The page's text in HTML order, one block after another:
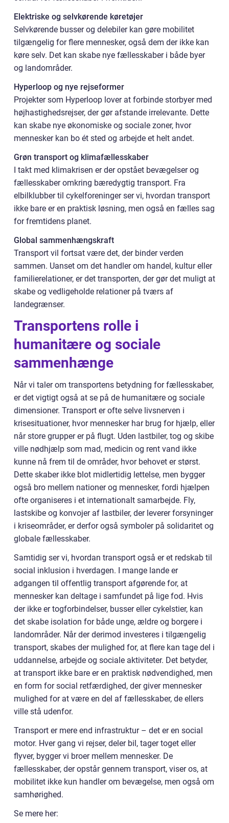
Elektriske og selvkørende køretøjer
Selvkørende busser og delebiler kan gøre mobilitet
tilgængelig for flere mennesker, også dem der ikke kan
køre selv. Det kan skabe nye fællesskaber i både byer
og landområder.
Hyperloop og nye rejseformer
Projekter som Hyperloop lover at forbinde storbyer med
højhastighedsrejser, der gør afstande irrelevante. Dette
kan skabe nye økonomiske og sociale zoner, hvor
mennesker kan bo ét sted og arbejde et helt andet.
Grøn transport og klimafællesskaber
I takt med klimakrisen er der opstået bevægelser og
fællesskaber omkring bæredygtig transport. Fra
elbilklubber til cykelforeninger ser vi, hvordan transport
ikke bare er en praktisk løsning, men også en fælles sag
for fremtidens planet.
Global sammenhængskraft
Transport vil fortsat være det, der binder verden
sammen. Uanset om det handler om handel, kultur eller
familierelationer, er det transporten, der gør det muligt at
skabe og vedligeholde relationer på tværs af
landegrænser.
Transportens rolle i
humanitære og sociale
sammenhænge
Når vi taler om transportens betydning for fællesskaber,
er det vigtigt også at se på de humanitære og sociale
dimensioner. Transport er ofte selve livsnerven i
krisesituationer, hvor mennesker har brug for hjælp, eller
når store grupper er på flugt. Uden lastbiler, tog og skibe
ville nødhjælp som mad, medicin og rent vand ikke
kunne nå frem til de områder, hvor behovet er størst.
Dette skaber ikke blot midlertidig lettelse, men bygger
også bro mellem nationer og mennesker, fordi hjælpen
ofte organiseres i et internationalt samarbejde. Fly,
lastskibe og konvojer af lastbiler, der leverer forsyninger
i kriseområder, er derfor også symboler på solidaritet og
globale fællesskaber.
Samtidig ser vi, hvordan transport også er et redskab til
social inklusion i hverdagen. I mange lande er
adgangen til offentlig transport afgørende for, at
mennesker kan deltage i samfundet på lige fod. Hvis
der ikke er togforbindelser, busser eller cykelstier, kan
det skabe isolation for både unge, ældre og borgere i
landområder. Når der derimod investeres i tilgængelig
transport, skabes der mulighed for, at flere kan tage del i
uddannelse, arbejde og sociale aktiviteter. Det betyder,
at transport ikke bare er en praktisk nødvendighed, men
en form for social retfærdighed, der giver mennesker
mulighed for at være en del af fællesskaber, de ellers
ville stå udenfor.
Transport er mere end infrastruktur – det er en social
motor. Hver gang vi rejser, deler bil, tager toget eller
flyver, bygger vi broer mellem mennesker. De
fællesskaber, der opstår gennem transport, viser os, at
mobilitet ikke kun handler om bevægelse, men også om
samhørighed.
Se mere her: